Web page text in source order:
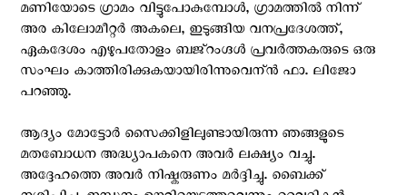
മണിയോടെ ഗ്രാമം വിട്ടുപോകുമ്പോൾ, ഗ്രാമത്തിൽ നിന്ന്
അര കിലോമീറ്റർ അകലെ, ഇടുങ്ങിയ വനപ്രദേശത്ത്,
ഏകദേശം എഴുപതോളം ബജ്‌റംഗ്ദൾ പ്രവർത്തകരുടെ ഒരു
സംഘം കാത്തിരിക്കുകയായിരിന്നുവെന്ന്‍ ഫാ. ലിജോ
പറഞ്ഞു.
ആദ്യം മോട്ടോർ സൈക്കിളിലുണ്ടായിരുന്ന ഞങ്ങളുടെ
മതബോധന അദ്ധ്യാപകനെ അവർ ലക്ഷ്യം വച്ചു.
അദ്ദേഹത്തെ അവര്‍ നിഷ്കരുണം മർദ്ദിച്ചു. ബൈക്ക്